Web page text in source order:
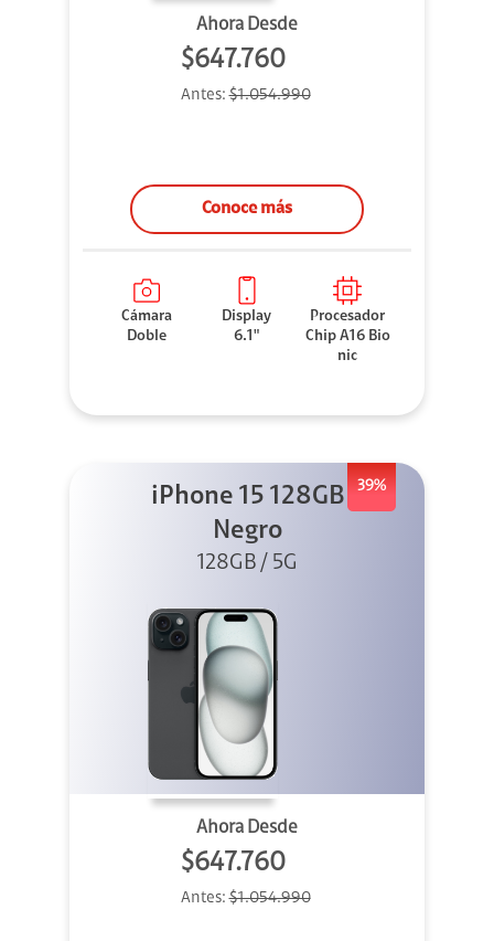
Ahora Desde
$647.760
Antes:$1.054.990
Conoce más
Cámara
Doble
Display
6.1"
Procesador
Chip A16 Bio
nic
39%
iPhone 15 128GB
Negro
128GB / 5G
Ahora Desde
$647.760
Antes:$1.054.990